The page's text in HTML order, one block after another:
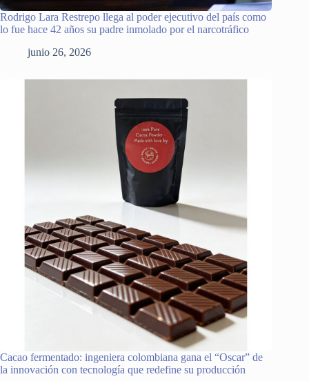
Rodrigo Lara Restrepo llega al poder ejecutivo del país como
lo fue hace 42 años su padre inmolado por el narcotráfico
junio 26, 2026
Cacao fermentado: ingeniera colombiana gana el “Oscar” de
la innovación con tecnología que redefine su producción